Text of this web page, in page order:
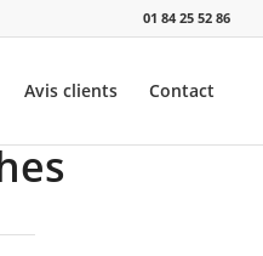
01 84 25 52 86
Avis clients Contact